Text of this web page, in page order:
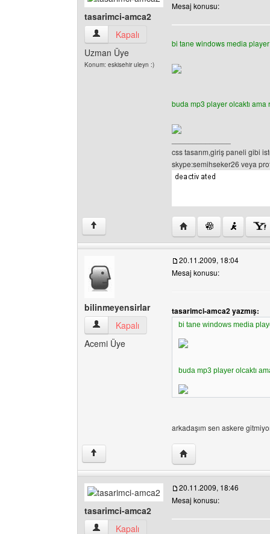
tasarimci-amca2
tasarimci-amca2 Kullanıcının profilini görüntüle
Kapalı
Uzman Üye
Konum: eskisehir uleyn :)
Mesaj konusu:
bi tane windows media player
buda mp3 player olcaktı
css tasarım,giriş paneli gibi
skype:semihseker26 veya
↑ Yazarın web sitesini
bilinmeyensirlar
bilinmeyensirlar Kullanıcının profilini görüntüle
Kapalı
Acemi Üye
20.11.2009, 18:04
Mesaj konusu:
tasarimci-amca2 yazmış:
bi tane windows media
buda mp3 player olcaktı
arkadaşım sen askere
↑ Yazarın web sitesini
tasarimci-amca2
tasarimci-amca2 Kullanıcının profilini görüntüle
Kapalı
20.11.2009, 18:46
Mesaj konusu: